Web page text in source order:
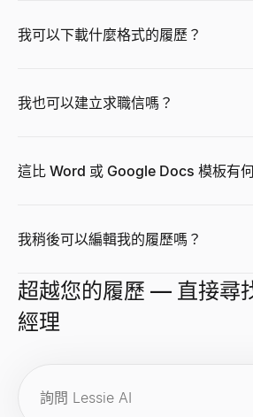
查看→
網站技術棧偵測器
探索任何網站使用的技術——CMS、框
我可以下載什麼格式的履歷？
我也可以建立求職信嗎？
這比 Word 或 Google Docs 模板有
我稍後可以編輯我的履歷嗎？
超越您的履歷 — 直接尋
經理